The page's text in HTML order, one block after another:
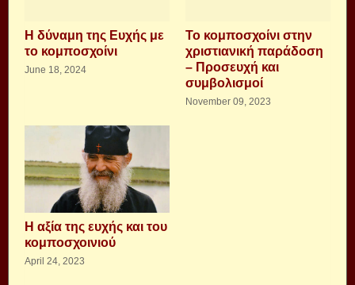
Η δύναμη της Ευχής με
το κομποσχοίνι
June 18, 2024
To κομποσχοίνι στην
χριστιανική παράδοση
– Προσευχή και
συμβολισμοί
November 09, 2023
Η αξία της ευχής και του
κομποσχοινιού
April 24, 2023